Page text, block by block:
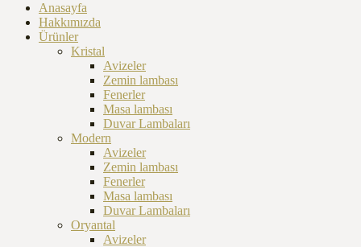
Anasayfa
Hakkımızda
Ürünler
Kristal
Avizeler
Zemin lambası
Fenerler
Masa lambası
Duvar Lambaları
Modern
Avizeler
Zemin lambası
Fenerler
Masa lambası
Duvar Lambaları
Oryantal
Avizeler